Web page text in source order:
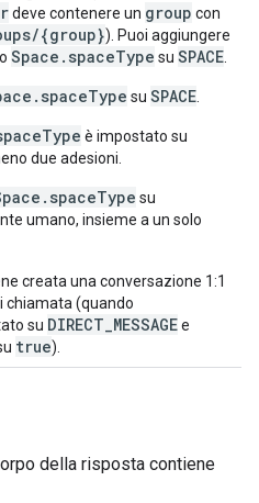
deve contenere un group con
{group}). Puoi aggiungere
Space.spaceType su SPACE
su SPACE
è impostato su
due adesioni.
su
umano, insieme a un solo
creata una conversazione 1:1
chiamata (quando
su DIRECT_MESSAGEe
true).
della risposta contiene